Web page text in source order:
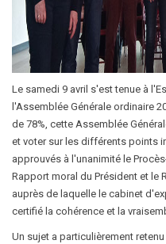
Le samedi 9 avril s'est tenue à
l'Assemblée Générale ordinaire
de 78%, cette Assemblée
et voter sur les différents points
approuvés à l'unanimité le
Rapport moral du Président et le
auprès de laquelle le cabinet
certifié la cohérence et la
Un sujet a particulièrement